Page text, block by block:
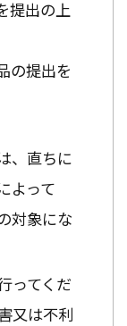
提出の上
の提出を
、直ちに
よって
対象にな
ってくだ
又は不利